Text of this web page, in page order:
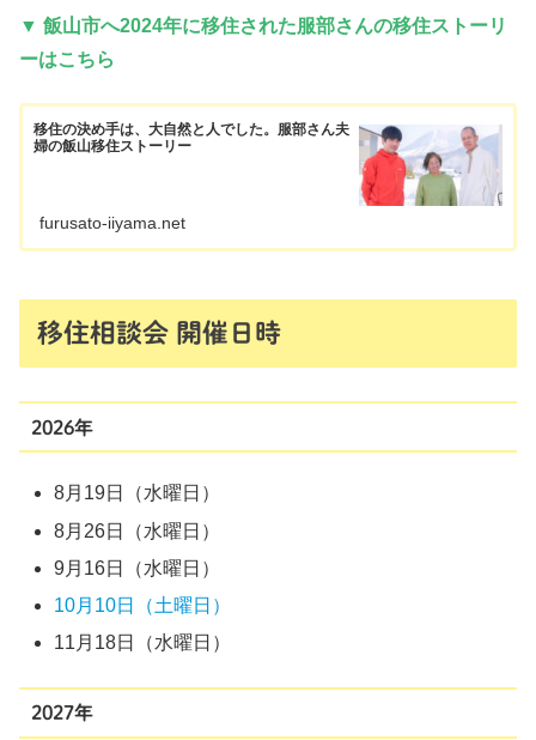
▼ 飯山市へ2024年に移住された服部さんの移住ストーリ
ーはこちら
移住の決め手は、大自然と人でした。服部さん夫
婦の飯山移住ストーリー
furusato-iiyama.net
移住相談会 開催日時
2026年
8月19日（水曜日）
8月26日（水曜日）
9月16日（水曜日）
10月10日（土曜日）
11月18日（水曜日）
2027年